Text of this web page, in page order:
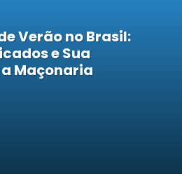
Verão no Brasil:
e Sua
Maçonaria